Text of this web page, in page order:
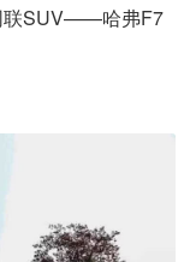
联SUV——哈弗F7